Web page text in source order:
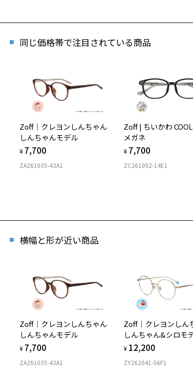
同じ価格帯で注目されている商品
Zoff｜クレヨンしんちゃん
しんちゃんモデル
¥ 7,700
ZA261035-43A1
Zoff | ちいかわ
メガネ
¥ 7,700
ZC261002-14E1
横幅と形が近い商品
Zoff｜クレヨンしんちゃん
しんちゃんモデル
¥ 7,700
ZA261035-43A1
Zoff｜クレヨンしん
しんちゃん&シロモ
¥ 12,200
ZY262041-56F1